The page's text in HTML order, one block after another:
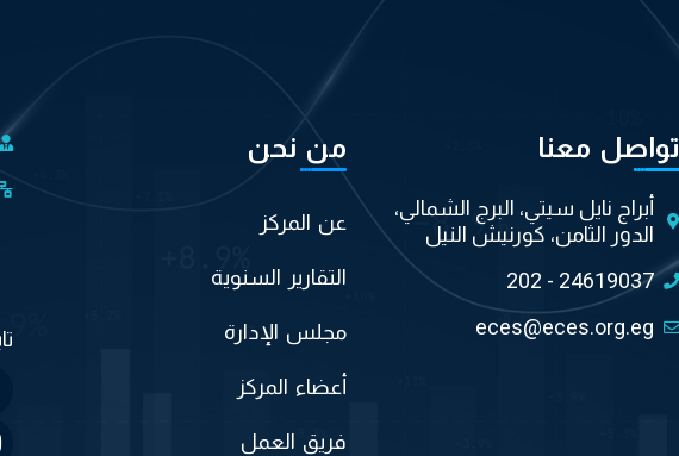
تواصل معنا
أبراج نايل سيتي، البرج الشمالي،
الدور الثامن، كورنيش النيل
202 - 24619037
eces@eces.org.eg
من نحن
عن المركز
التقارير السنوية
مجلس الإدارة
أعضاء المركز
فريق العمل